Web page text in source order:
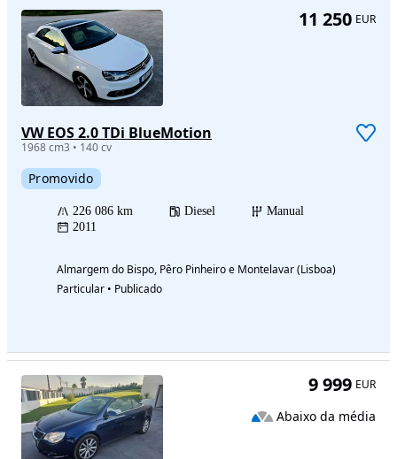
VW EOS 2.0 TDi BlueMotion
1968 cm3 • 140 cv
Promovido
226 086 km Diesel
Manual
2011
Almargem do Bispo, Pêro Pinheiro e Montelavar (Lisboa)
Particular • Publicado
11 250 EUR
9 999 EUR
Abaixo da média